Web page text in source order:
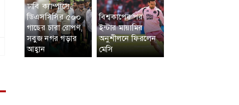
ঢাবি ক্যাম্পাসে
ডিএসসিসির ৫০০
গাছের চারা রোপণ,
সবুজ নগর গড়ার
আহ্বান
বিশ্বকাপের পর
ইন্টার মায়ামির
অনুশীলনে ফিরলেন
মেসি